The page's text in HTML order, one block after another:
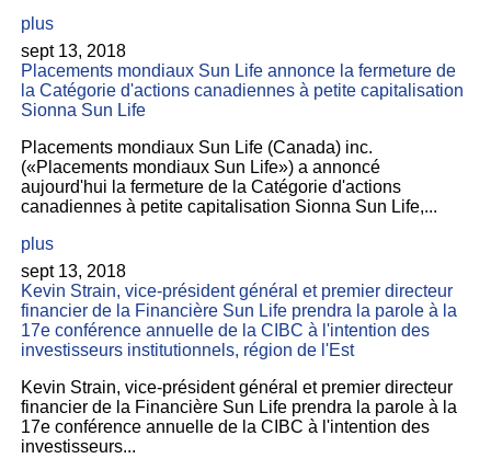
plus
sept 13, 2018
Placements mondiaux Sun Life annonce la fermeture de
la Catégorie d'actions canadiennes à petite capitalisation
Sionna Sun Life
Placements mondiaux Sun Life (Canada) inc.
(«Placements mondiaux Sun Life») a annoncé
aujourd'hui la fermeture de la Catégorie d'actions
canadiennes à petite capitalisation Sionna Sun Life,...
plus
sept 13, 2018
Kevin Strain, vice-président général et premier directeur
financier de la Financière Sun Life prendra la parole à la
17e conférence annuelle de la CIBC à l'intention des
investisseurs institutionnels, région de l'Est
Kevin Strain, vice-président général et premier directeur
financier de la Financière Sun Life prendra la parole à la
17e conférence annuelle de la CIBC à l'intention des
investisseurs...